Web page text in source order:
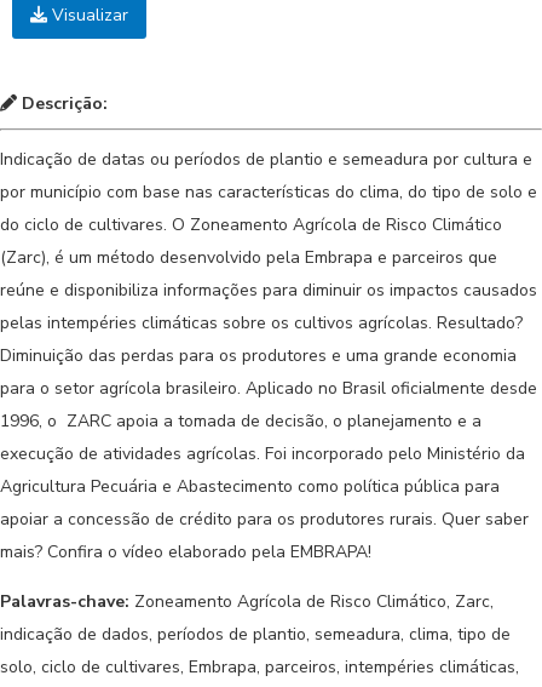
Visualizar
Descrição:
Indicação de datas ou períodos de plantio e semeadura por cultura e
por município com base nas características do clima, do tipo de solo e
do ciclo de cultivares. O Zoneamento Agrícola de Risco Climático
(Zarc), é um método desenvolvido pela Embrapa e parceiros que
reúne e disponibiliza informações para diminuir os impactos causados
pelas intempéries climáticas sobre os cultivos agrícolas. Resultado?
Diminuição das perdas para os produtores e uma grande economia
para o setor agrícola brasileiro. Aplicado no Brasil oficialmente desde
1996, o ZARC apoia a tomada de decisão, o planejamento e a
execução de atividades agrícolas. Foi incorporado pelo Ministério da
Agricultura Pecuária e Abastecimento como política pública para
apoiar a concessão de crédito para os produtores rurais. Quer saber
mais? Confira o vídeo elaborado pela EMBRAPA!
Palavras-chave: Zoneamento Agrícola de Risco Climático, Zarc,
indicação de dados, períodos de plantio, semeadura, clima, tipo de
solo, ciclo de cultivares, Embrapa, parceiros, intempéries climáticas,